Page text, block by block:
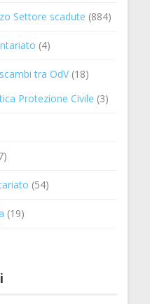
Settore scadute (884)
(4)
tra OdV(18)
Protezione Civile (3)
(54)
(19)